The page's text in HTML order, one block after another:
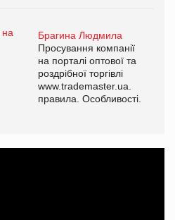
Брагина Людмила
Просування компанії
на порталі оптової та
роздрібної торгівлі
www.trademaster.ua.
правила. Особливості.